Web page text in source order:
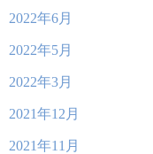
2022年6月
2022年5月
2022年3月
2021年12月
2021年11月